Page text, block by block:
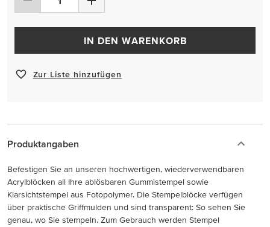
IN DEN WARENKORB
Zur Liste hinzufügen
Produktangaben
Befestigen Sie an unseren hochwertigen, wiederverwendbaren
Acrylblöcken all Ihre ablösbaren Gummistempel sowie
Klarsichtstempel aus Fotopolymer. Die Stempelblöcke verfügen
über praktische Griffmulden und sind transparent: So sehen Sie
genau, wo Sie stempeln. Zum Gebrauch werden Stempel